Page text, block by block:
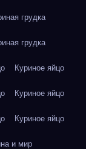
грудка
грудка
Куриное яйцо
Куриное яйцо
Куриное яйцо
и мир